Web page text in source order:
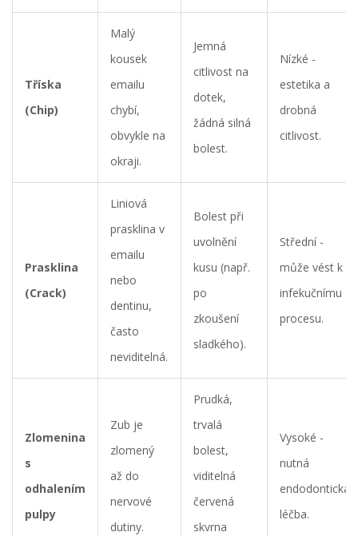
Tříska
(Chip)
Malý
kousek
emailu
chybí,
obvykle na
okraji.
Jemná
citlivost na
dotek,
žádná silná
bolest.
Nízké -
estetika a
drobná
citlivost.
Prasklina
(Crack)
Liniová
prasklina v
emailu
nebo
dentinu,
často
neviditelná.
Bolest při
uvolnění
kusu (např.
po
zkoušení
sladkého).
Střední -
může vést k
infekučnímu
procesu.
Zlomenina
s
odhalením
pulpy
Zub je
zlomený
až do
nervové
dutiny.
Prudká,
trvalá
bolest,
viditelná
červená
skvrna
Vysoké -
nutná
endodontická
léčba.